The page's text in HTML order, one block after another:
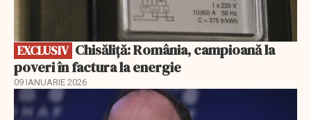
EXCLUSIV
poveri în factura la energie
09 IANUARIE 2026